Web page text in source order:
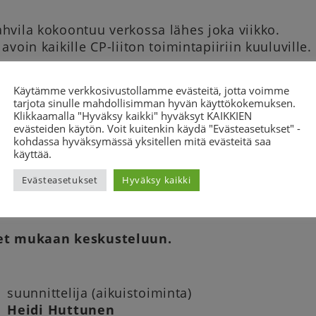
kokoontuu verkossa lähes joka viikko.
kaikille CP-liiton toimintapiiriin kuuluville.
jutellaan ja vaihdetaan kuulumisia rennosti.
ajatuksia. Voit myös ehdottaa
sovittu yhteinen teema.
on Zoomissa. Jos Zoom ei ole sinulle
voit ottaa yhteyttä CP-liiton suunnittelija Heidiin.
silloin kun sinulle sopii. Voit olla mukana
kanssa tai ilman.
mukaan keskusteluun.
suunnittelija (aikuistoiminta)
Heidi Huttunen
Käytämme verkkosivustollamme evästeitä, jotta voimme
tarjota sinulle mahdollisimman hyvän käyttökokemuksen.
Klikkaamalla "Hyväksy kaikki" hyväksyt KAIKKIEN
evästeiden käytön. Voit kuitenkin käydä "Evästeasetukset" -
kohdassa hyväksymässä yksitellen mitä evästeitä saa
käyttää.
Evästeasetukset Hyväksy kaikki